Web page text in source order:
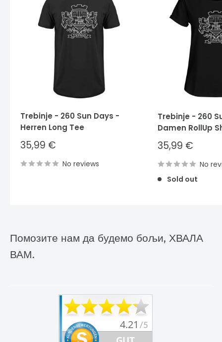
Trebinje - 260 Sun Days -
Herren Long Tee
Sale
price
35,99 €
No reviews
Trebinje - 260
Damen RollUp
Sale
price
35,99 €
No
Sold out
Помозите нам да будемо бољи, ХВАЛА
ВАМ.